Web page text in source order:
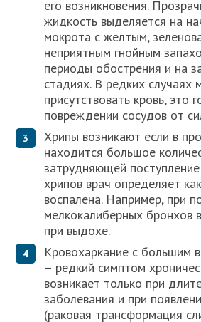
его возникновения.
жидкость выделяется на
мокрота с желтым,
неприятным гнойным
периоды обострения и на
стадиях. В редких случаях
присутствовать кровь, это
повреждении сосудов от
Хрипы возникают если в
находится большое
затрудняющей
хрипов врач определяет
воспалена. Например, при
мелкокалиберных бронхов
при выдохе.
Кровохаркание с большим
– редкий симптом
возникает только при
заболевания и при
(раковая трансформация